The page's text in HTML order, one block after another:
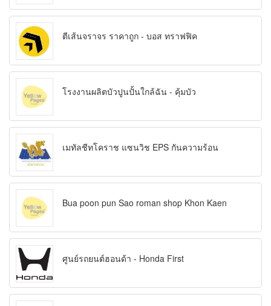
ตีเส้นจราจร ราคาถูก - บอส ทราฟฟิค
โรงงานผลิตบัวปูนปั้นใกล้ฉัน - คุ้มบัว
เมทัลชีทโคราช แซนวิช EPS กันความร้อน
Bua poon pun Sao roman shop Khon Kaen
ศูนย์รถยนต์ฮอนด้า - Honda First